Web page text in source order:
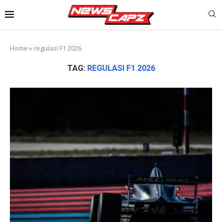
Home » regulasi F1 2026
TAG: REGULASI F1 2026